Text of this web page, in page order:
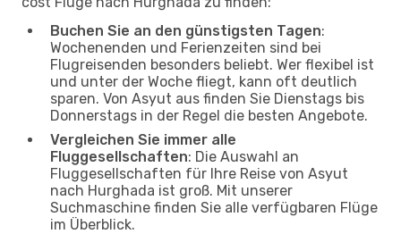
Buchen Sie an den günstigsten Tagen:
Wochenenden und Ferienzeiten sind bei
Flugreisenden besonders beliebt. Wer flexibel ist
und unter der Woche fliegt, kann oft deutlich
sparen. Von Asyut aus finden Sie Dienstags bis
Donnerstags in der Regel die besten Angebote.
Vergleichen Sie immer alle
Fluggesellschaften: Die Auswahl an
Fluggesellschaften für Ihre Reise von Asyut
nach Hurghada ist groß. Mit unserer
Suchmaschine finden Sie alle verfügbaren Flüge
im Überblick.